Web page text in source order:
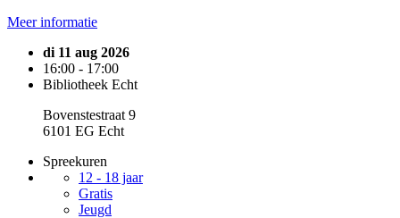
Meer informatie
di 11 aug 2026
16:00 - 17:00
Bibliotheek Echt
Bovenstestraat 9
6101 EG Echt
Spreekuren
12 - 18 jaar
Gratis
Jeugd